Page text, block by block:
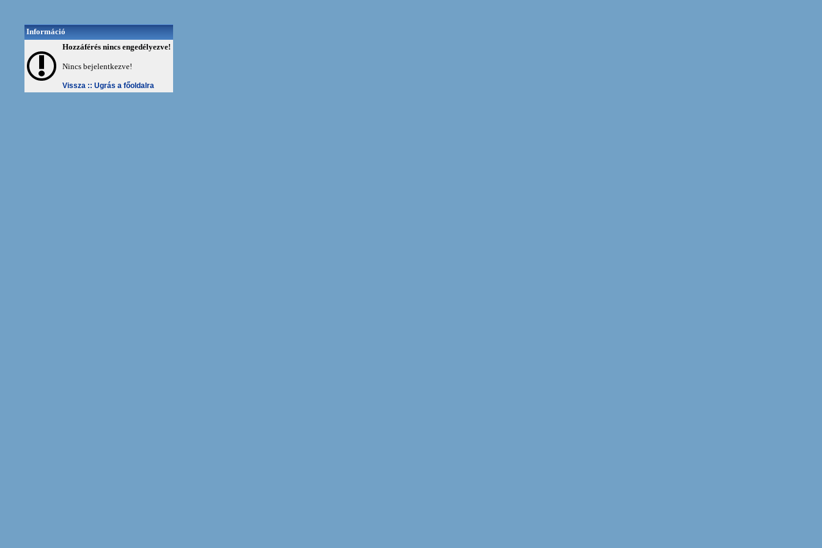
Információ
Hozzáférés nincs engedélyezve!
Nincs bejelentkezve!
Vissza :: Ugrás a főoldalra